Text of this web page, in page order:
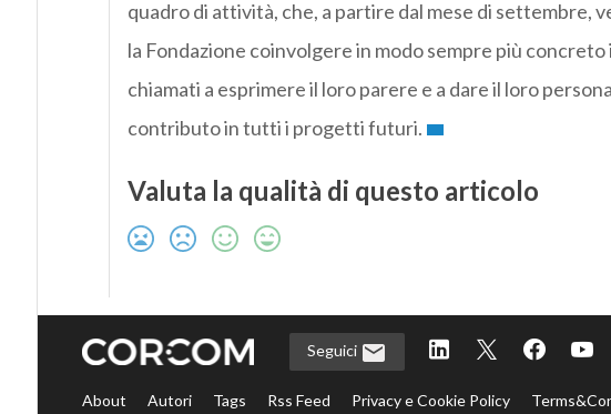
quadro di attività, che, a partire dal mese di settembre,
la Fondazione coinvolgere in modo sempre più concreto
chiamati a esprimere il loro parere e a dare il loro
contributo in tutti i progetti futuri.
Valuta la qualità di questo articolo
Seguici
About Autori Tags Rss Feed Privacy e Cookie Policy